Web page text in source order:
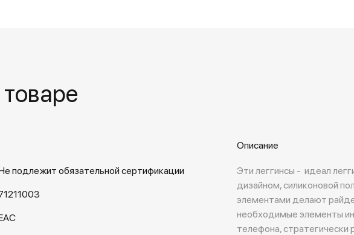
подлежит обязательной сертификации
Описание
Эти леггинсы - идеал
дизайном, силиконовой
элементами делают
необходимые элементы
телефона,